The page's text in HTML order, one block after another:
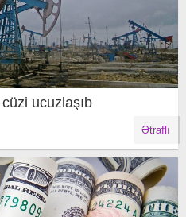
ucuzlaşıb
Ətraflı